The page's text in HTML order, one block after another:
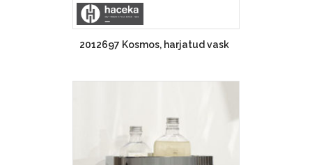
2012697 Kosmos, harjatud vask